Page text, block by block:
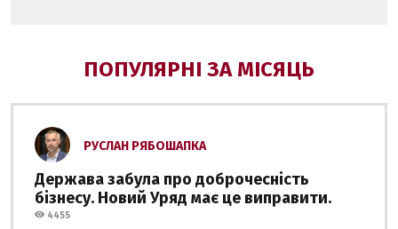
ПОПУЛЯРНІ ЗА МІСЯЦЬ
РУСЛАН РЯБОШАПКА
Держава забула про доброчесність
бізнесу. Новий Уряд має це виправити.
4455